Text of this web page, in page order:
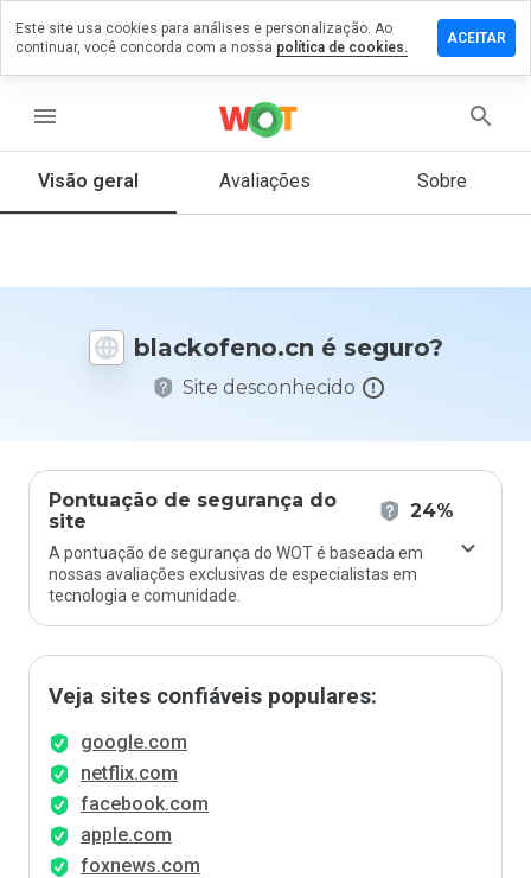
menu
Visão geral Avaliações Sobre
blackofeno.cn é seguro?
Site desconhecido
Pontuação de segurança do
site
24%
A pontuação de segurança do WOT é baseada em
nossas avaliações exclusivas de especialistas em
tecnologia e comunidade.
Veja sites confiáveis populares:
google.com
netflix.com
facebook.com
apple.com
foxnews.com
um
que
Este site usa cookies para análises e personalização. Ao
continuar, você concorda com a nossa política de cookies.
ACEITAR